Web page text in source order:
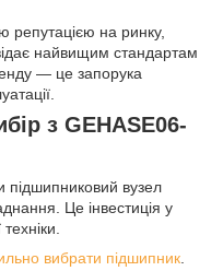
репутацією на ринку,
найвищим стандартам
— це запорука
з GEHASE06-
підшипниковий вузел
Це інвестиція у
вибрати підшипник